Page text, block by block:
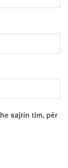
sajtin tim, për